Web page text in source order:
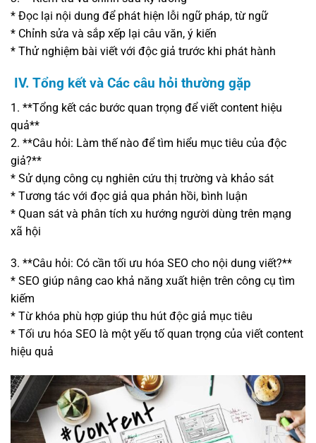
* Đọc lại nội dung để phát hiện lỗi ngữ pháp, từ ngữ
* Chỉnh sửa và sắp xếp lại câu văn, ý kiến
* Thử nghiệm bài viết với độc giả trước khi phát hành
IV. Tổng kết và Các câu hỏi thường gặp
1. **Tổng kết các bước quan trọng để viết content hiệu
quả**
2. **Câu hỏi: Làm thế nào để tìm hiểu mục tiêu của độc
giả?**
* Sử dụng công cụ nghiên cứu thị trường và khảo sát
* Tương tác với đọc giả qua phản hồi, bình luận
* Quan sát và phân tích xu hướng người dùng trên mạng
xã hội
3. **Câu hỏi: Có cần tối ưu hóa SEO cho nội dung viết?**
* SEO giúp nâng cao khả năng xuất hiện trên công cụ tìm
kiếm
* Từ khóa phù hợp giúp thu hút độc giả mục tiêu
* Tối ưu hóa SEO là một yếu tố quan trọng của viết content
hiệu quả